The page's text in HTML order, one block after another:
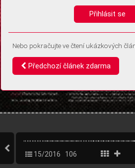
15/2016 106
Přihlásit se
Nebo pokračujte ve čtení ukázkových
Předchozí článek zdarma